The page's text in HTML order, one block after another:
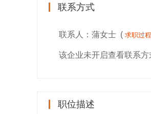
联系方式
联系人：蒲女士 ( 求职过
该企业未开启查看联系
职位描述